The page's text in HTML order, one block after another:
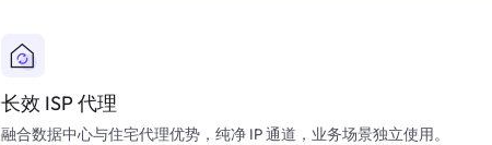
长效 ISP 代理
融合数据中心与住宅代理优势，纯净 IP 通道，业务场景独立使用。